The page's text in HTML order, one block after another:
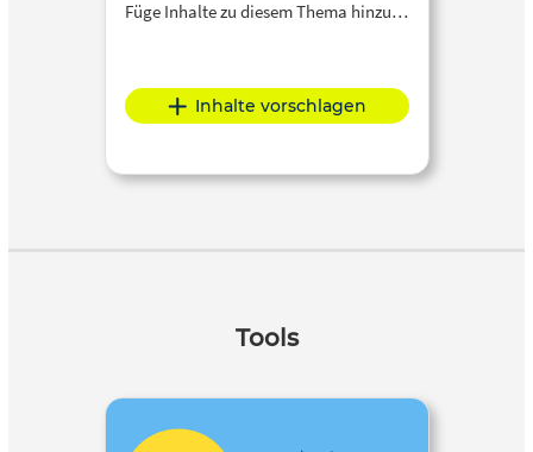
Füge Inhalte zu diesem Thema hinzu…
Inhalte vorschlagen
Tools